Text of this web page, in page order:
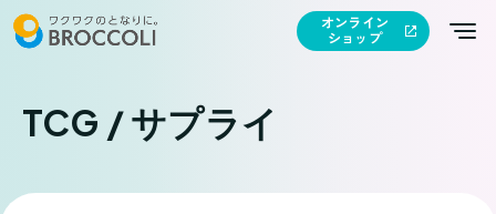
オンライン
ショップ
TCG / サプライ